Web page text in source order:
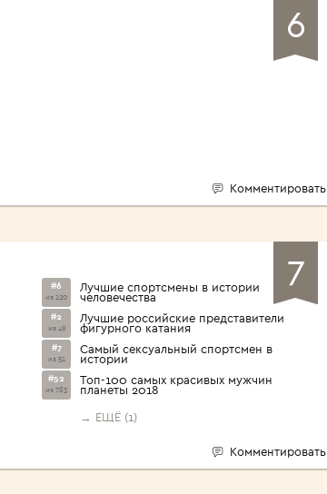
6
Комментировать
7
#6
из 120
Лучшие спортсмены в истории
человечества
#2
из 49
Лучшие российские представители
фигурного катания
#7
из 51
Самый сексуальный спортсмен в
истории
#52
из 783
Топ-100 самых красивых мужчин
планеты 2018
→ ЕЩЁ (1)
Комментировать